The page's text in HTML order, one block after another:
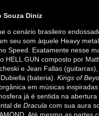
Souza Diniz
o cenário brasileiro
seu som àquele Heavy
Speed. Exatamente nesse
HELL GUN composto por
e Jean Fallas
(bateria). Kings of
em músicas
já é sentida na abertura
de Dracula com sua aura
Até mesmo as partes